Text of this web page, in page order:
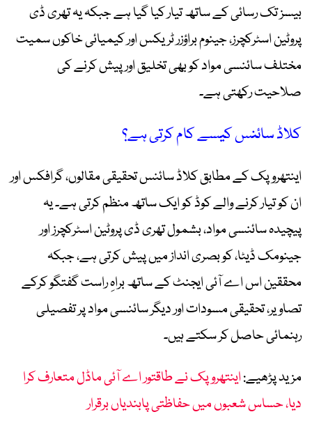
بیسز تک رسائی کے ساتھ تیار کیا گیا ہے جبکہ یہ تھری ڈی
پروٹین اسٹرکچرز، جینوم براؤزر ٹریکس اور کیمیائی خاکوں سمیت
مختلف سائنسی مواد کو بھی تخلیق اور پیش کرنے کی
صلاحیت رکھتی ہے۔
کلاڈ سائنس کیسے کام کرتی ہے؟
اینتھروپک کے مطابق کلاڈ سائنس تحقیقی مقالوں، گرافکس اور
ان کو تیار کرنے والے کوڈ کو ایک ساتھ منظم کرتی ہے۔ یہ
پیچیدہ سائنسی مواد، بشمول تھری ڈی پروٹین اسٹرکچرز اور
جینومک ڈیٹا، کو بصری انداز میں پیش کرتی ہے، جبکہ
محققین اس اے آئی ایجنٹ کے ساتھ براہِ راست گفتگو کرکے
تصاویر، تحقیقی مسودات اور دیگر سائنسی مواد پر تفصیلی
رہنمائی حاصل کر سکتے ہیں۔
مزید پڑھیے:اینتھروپک نے طاقتور اے آئی ماڈل متعارف کرا
دیا، حساس شعبوں میں حفاظتی پابندیاں برقرار